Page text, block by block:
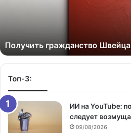
Получить гражданство
Топ-3:
ИИ на YouTube:
следует
09/08/2026